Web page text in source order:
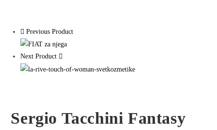
Previous Product
Next Product
Sergio Tacchini Fantasy